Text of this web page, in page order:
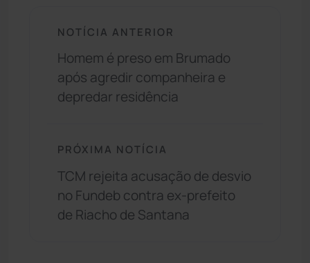
NOTÍCIA ANTERIOR
Homem é preso em Brumado
após agredir companheira e
depredar residência
PRÓXIMA NOTÍCIA
TCM rejeita acusação de desvio
no Fundeb contra ex-prefeito
de Riacho de Santana